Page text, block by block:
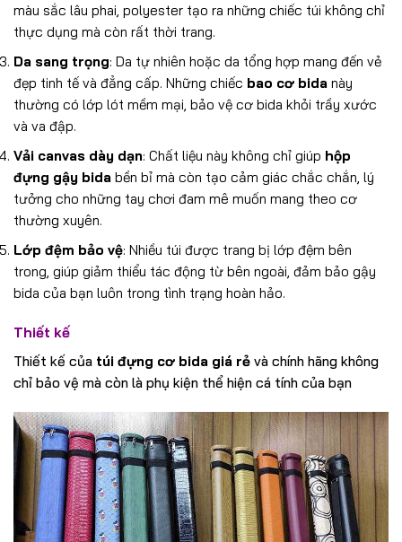
màu sắc lâu phai, polyester tạo ra những chiếc túi không chỉ
thực dụng mà còn rất thời trang.
Da sang trọng: Da tự nhiên hoặc da tổng hợp mang đến vẻ
đẹp tinh tế và đẳng cấp. Những chiếc bao cơ bida này
thường có lớp lót mềm mại, bảo vệ cơ bida khỏi trầy xước
và va đập.
Vải canvas dày dạn: Chất liệu này không chỉ giúp hộp
đựng gậy bida bền bỉ mà còn tạo cảm giác chắc chắn, lý
tưởng cho những tay chơi đam mê muốn mang theo cơ
thường xuyên.
Lớp đệm bảo vệ: Nhiều túi được trang bị lớp đệm bên
trong, giúp giảm thiểu tác động từ bên ngoài, đảm bảo gậy
bida của bạn luôn trong tình trạng hoàn hảo.
Thiết kế
Thiết kế của túi đựng cơ bida giá rẻ và chính hãng không
chỉ bảo vệ mà còn là phụ kiện thể hiện cá tính của bạn